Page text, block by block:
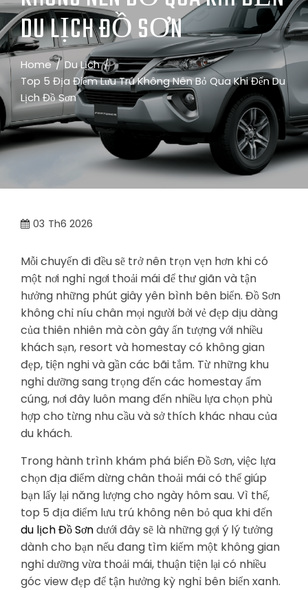
DU LỊCH ĐỒ SƠN
Home
Du Lịch
Top 5 Địa Điểm Lưu Trú Không Nên Bỏ Qua Khi Đến Du
Lịch Đồ Sơn
03 Th6 2026
Mỗi chuyến đi đều sẽ trở nên trọn vẹn hơn khi có
một nơi nghỉ ngơi thoải mái để thư giãn và tận
hưởng những phút giây yên bình bên biển. Đồ Sơn
không chỉ níu chân mọi người bởi vẻ đẹp dịu dàng
của thiên nhiên mà còn gây ấn tượng với nhiều
khách sạn, resort và homestay có không gian
đẹp, tiện nghi và gần các bãi tắm. Từ những khu
nghỉ dưỡng sang trọng đến các homestay ấm
cúng, nơi đây luôn mang đến nhiều lựa chọn phù
hợp cho từng nhu cầu và sở thích khác nhau của
du khách.
Trong hành trình khám phá biển Đồ Sơn, việc lựa
chọn địa điểm dừng chân thoải mái có thể giúp
bạn lấy lại năng lượng cho ngày hôm sau. Vì thế,
top 5 địa điểm lưu trú không nên bỏ qua khi đến
du lịch Đồ Sơndưới đây sẽ là những gợi ý lý tưởng
dành cho bạn nếu đang tìm kiếm một không gian
nghỉ dưỡng vừa thoải mái, thuận tiện lại có nhiều
góc view đẹp để tận hưởng kỳ nghỉ bên biển xanh.